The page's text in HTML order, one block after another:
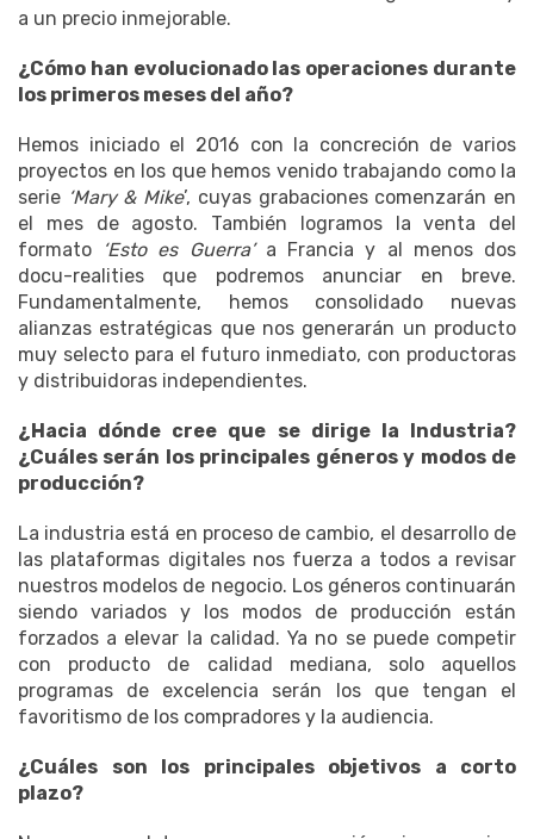
a un precio inmejorable.
¿Cómo han evolucionado las operaciones durante
los primeros meses del año?
Hemos iniciado el 2016 con la concreción de varios
proyectos en los que hemos venido trabajando como la
serie ‘Mary & Mike’, cuyas grabaciones comenzarán en
el mes de agosto. También logramos la venta del
formato
‘Esto es Guerra’a Francia y al menos dos
docu-realities que podremos anunciar en breve.
Fundamentalmente, hemos consolidado nuevas
alianzas estratégicas que nos generarán un producto
muy selecto para el futuro inmediato, con productoras
y distribuidoras independientes.
¿Hacia dónde cree que se dirige la Industria?
¿Cuáles serán los principales géneros y modos de
producción?
La industria está en proceso de cambio, el desarrollo de
las plataformas digitales nos fuerza a todos a revisar
nuestros modelos de negocio. Los géneros continuarán
siendo variados y los modos de producción están
forzados a elevar la calidad. Ya no se puede competir
con producto de calidad mediana, solo aquellos
programas de excelencia serán los que tengan el
favoritismo de los compradores y la audiencia.
¿Cuáles son los principales objetivos a corto
plazo?